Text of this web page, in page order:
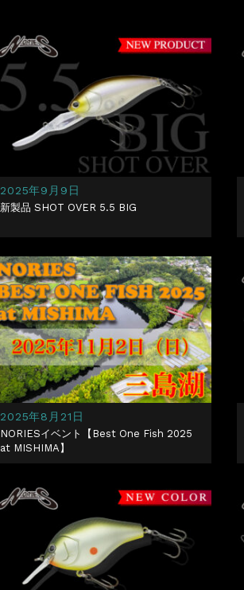
2025年9月9日
新製品 SHOT OVER 5.5 BIG
2025年8月21日
NORIESイベント【Best One Fish 2025
at MISHIMA】